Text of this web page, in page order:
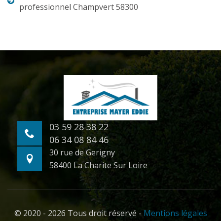
professionnel Champvert 58300
03 59 28 38 22
06 34 08 84 46
30 rue de Gerigny
58400 La Charite Sur Loire
© 2020 - 2026 Tous droit réservé - Mentions légales